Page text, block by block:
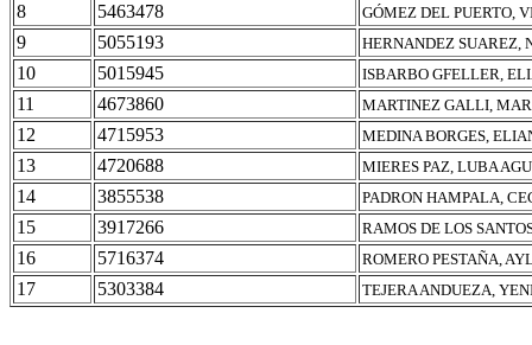
8 5463478 GÓMEZ DEL PUERTO,
9 5055193 HERNANDEZ SUAREZ,
10 5015945 ISBARBO GFELLER,
11 4673860 MARTINEZ GALLI,
12 4715953 MEDINA BORGES,
13 4720688 MIERES PAZ, LUBA
14 3855538 PADRON HAMPALA,
15 3917266 RAMOS DE LOS
16 5716374 ROMERO PESTAÑA,
17 5303384 TEJERA ANDUEZA,